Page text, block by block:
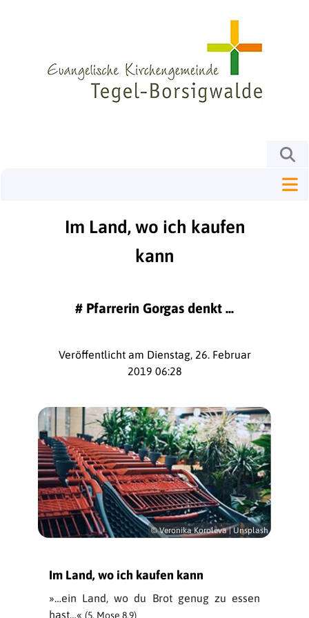
Im Land, wo ich kaufen
kann
# Pfarrerin Gorgas denkt ...
Veröffentlicht am Dienstag, 26. Februar
2019 06:28
© Veronika Koroleva | Unsplash
Im Land, wo ich kaufen kann
»…ein Land, wo du Brot genug zu essen
hast…« (5. Mose 8,9)